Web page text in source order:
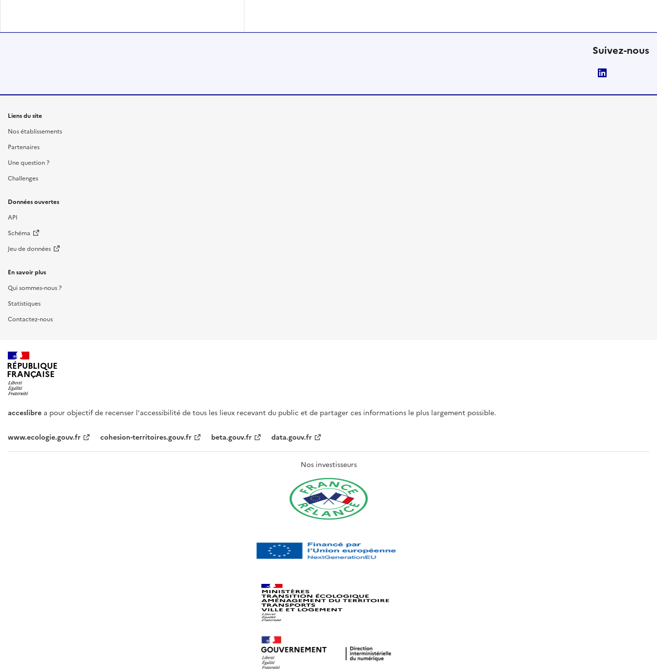
Suivez-nous
Liens du site
Nos établissements
Partenaires
Une question ?
Challenges
Données ouvertes
API
Schéma
Jeu de données
En savoir plus
Qui sommes-nous ?
Statistiques
Contactez-nous
RÉPUBLIQUE
FRANÇAISE
acceslibre a pour objectif de recenser l'accessibilité de tous les lieux recevant du public et de partager ces informations le plus largement possible.
www.ecologie.gouv.fr cohesion-territoires.gouv.fr beta.gouv.fr data.gouv.fr
Nos investisseurs